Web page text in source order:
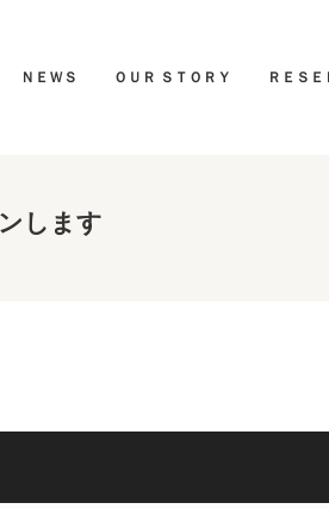
ＮＥＷＳ ＯＵＲ ＳＴＯＲＹ ＲＥＳ
します